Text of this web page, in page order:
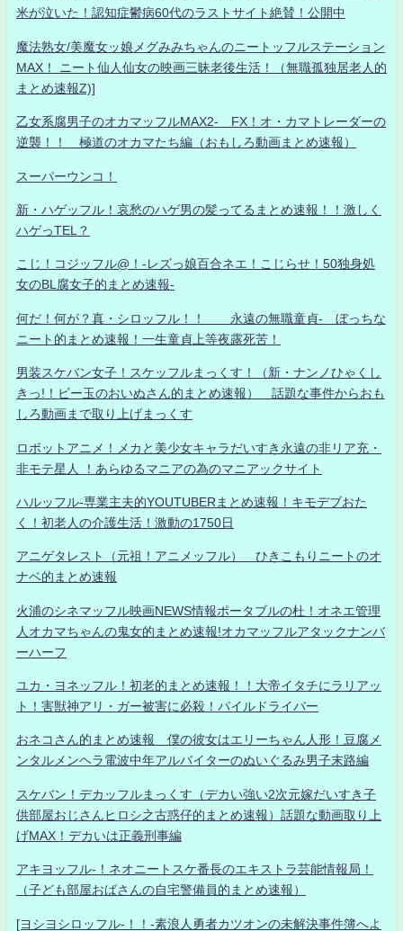
米が泣いた！認知症鬱病60代のラストサイト絶賛！公開中
魔法熟女/美魔女ッ娘メグみみちゃんのニートッフルステーション
MAX！ ニート仙人仙女の映画三昧老後生活！（無職孤独居老人的
まとめ速報Z)]
乙女系腐男子のオカマッフルMAX2- FX！オ・カマトレーダーの
逆襲！！ 極道のオカマたち編（おもしろ動画まとめ速報）
スーパーウンコ！
新・ハゲッフル！哀愁のハゲ男の髪ってるまとめ速報！！激しく
ハゲっTEL？
こじ！コジッフル@！-レズっ娘百合ネエ！こじらせ！50独身処
女のBL腐女子的まとめ速報-
何だ！何が？真・シロッフル！！ 永遠の無職童貞- ぼっちな
ニート的まとめ速報！一生童貞上等夜露死苦！
男装スケバン女子！スケッフルまっくす！（新・ナンノひゃくし
きっ!！ビー玉のおいぬさん的まとめ速報） 話題な事件からおも
しろ動画まで取り上げまっくす
ロボットアニメ！メカと美少女キャラだいすき永遠の非リア充・
非モテ星人 ！あらゆるマニアの為のマニアックサイト
ハルッフル-専業主夫的YOUTUBERまとめ速報！キモデブおた
く！初老人の介護生活！激動の1750日
アニゲタレスト（元祖！アニメッフル） ひきこもりニートのオ
ナベ的まとめ速報
火浦のシネマッフル映画NEWS情報ポータブルの杜！オネエ管理
人オカマちゃんの鬼女的まとめ速報!オカマッフルアタックナンバ
ーハーフ
ユカ・ヨネッフル！初老的まとめ速報！！大帝イタチにラリアッ
ト！害獣神アリ・ガー被害に必殺！パイルドライバー
おネコさん的まとめ速報 僕の彼女はエリーちゃん人形！豆腐メ
ンタルメンヘラ電波中年アルバイターのぬいぐるみ男子末路編
スケバン！デカッフルまっくす（デカい強い2次元嫁だいすき子
供部屋おじさんヒロシ之古惑仔的まとめ速報）話題な動画取り上
げMAX！デカいは正義刑事編
アキヨッフル-！ネオニートスケ番長のエキストラ芸能情報局！
（子ども部屋おばさんの自宅警備員的まとめ速報）
[ヨシヨシロッフル-！！-素浪人勇者カツオンの未解決事件簿へよ